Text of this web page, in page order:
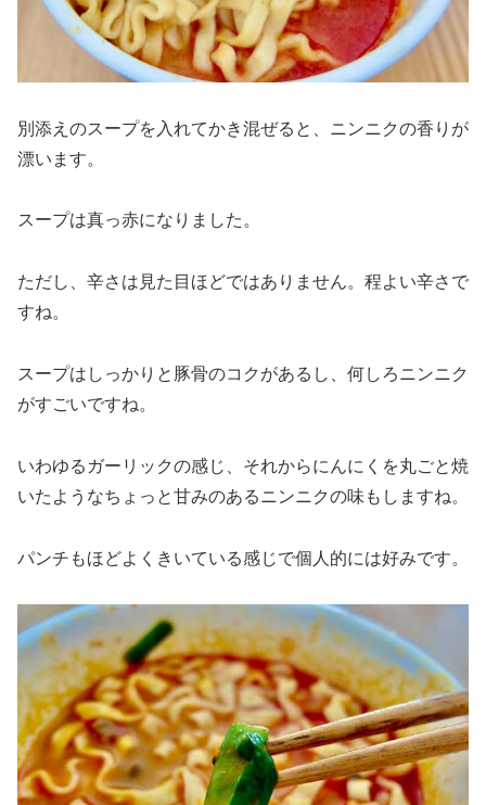
別添えのスープを入れてかき混ぜると、ニンニクの香りが
漂います。
スープは真っ赤になりました。
ただし、辛さは見た目ほどではありません。程よい辛さで
すね。
スープはしっかりと豚骨のコクがあるし、何しろニンニク
がすごいですね。
いわゆるガーリックの感じ、それからにんにくを丸ごと焼
いたようなちょっと甘みのあるニンニクの味もしますね。
パンチもほどよくきいている感じで個人的には好みです。